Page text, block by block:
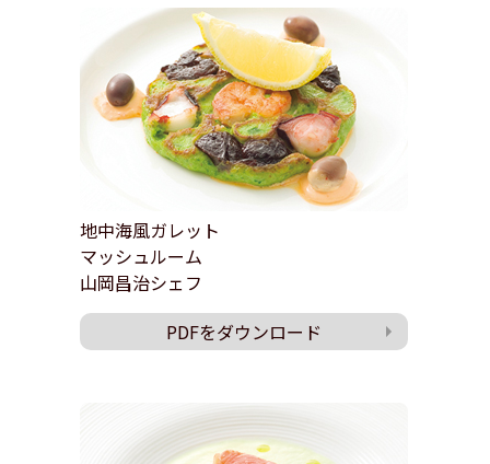
地中海風ガレット
マッシュルーム
山岡昌治シェフ
PDFをダウンロード